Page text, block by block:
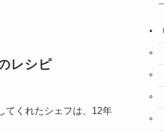
レシピ
てくれたシェフは、12年